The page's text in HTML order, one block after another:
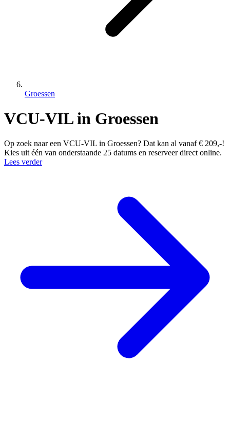
Groessen
VCU-VIL in Groessen
Op zoek naar een VCU-VIL in Groessen? Dat kan al vanaf € 209,-!
Kies uit één van onderstaande 25 datums en reserveer direct online.
Lees verder